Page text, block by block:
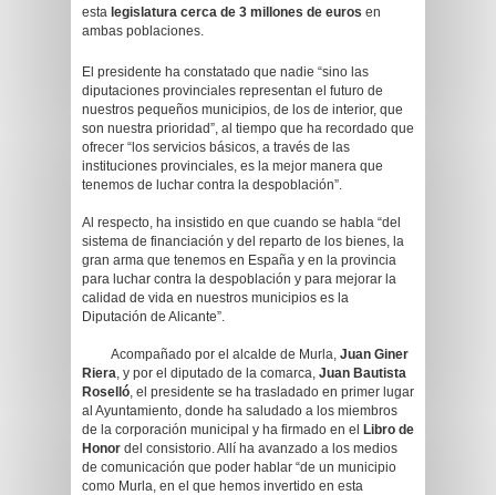
esta legislatura cerca de 3 millones de euros en
ambas poblaciones.
El presidente ha constatado que nadie “sino las
diputaciones provinciales representan el futuro de
nuestros pequeños municipios, de los de interior, que
son nuestra prioridad”, al tiempo que ha recordado que
ofrecer “los servicios básicos, a través de las
instituciones provinciales, es la mejor manera que
tenemos de luchar contra la despoblación”.
Al respecto, ha insistido en que cuando se habla “del
sistema de financiación y del reparto de los bienes, la
gran arma que tenemos en España y en la provincia
para luchar contra la despoblación y para mejorar la
calidad de vida en nuestros municipios es la
Diputación de Alicante”.
Acompañado por el alcalde de Murla, Juan Giner
Riera, y por el diputado de la comarca, Juan Bautista
Roselló, el presidente se ha trasladado en primer lugar
al Ayuntamiento, donde ha saludado a los miembros
de la corporación municipal y ha firmado en el
Libro de
Honor del consistorio. Allí ha avanzado a los medios
de comunicación que poder hablar “de un municipio
como Murla, en el que hemos invertido en esta